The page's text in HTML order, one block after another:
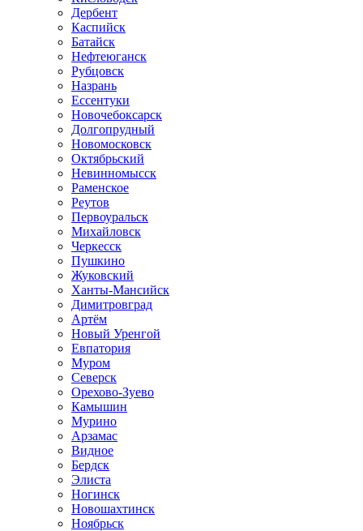
Дербент
Каспийск
Батайск
Нефтеюганск
Рубцовск
Назрань
Ессентуки
Новочебоксарск
Долгопрудный
Новомосковск
Октябрьский
Невинномысск
Раменское
Реутов
Первоуральск
Михайловск
Черкесск
Пушкино
Жуковский
Ханты-Мансийск
Димитровград
Артём
Новый Уренгой
Евпатория
Муром
Северск
Орехово-Зуево
Камышин
Мурино
Арзамас
Видное
Бердск
Элиста
Ногинск
Новошахтинск
Ноябрьск